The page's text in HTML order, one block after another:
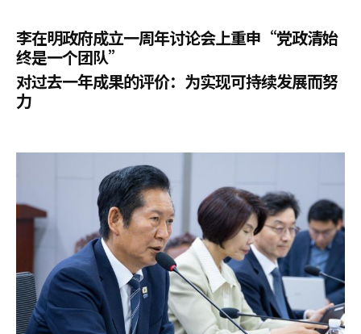
李在明政府成立一周年讨论会上重申“党政清始
终是一个团队”
对过去一年成果的评价：为实现可持续发展而努
力